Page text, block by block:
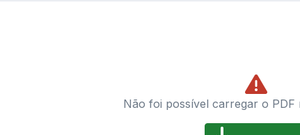
Não foi possível carregar o PDF